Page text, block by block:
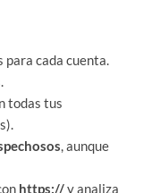
para cada cuenta.
.
todas tus
, aunque
https://y analiza